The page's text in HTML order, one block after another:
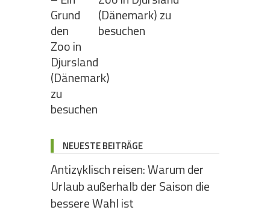
(Dänemark) zu
besuchen
NEUESTE BEITRÄGE
Antizyklisch reisen: Warum der
Urlaub außerhalb der Saison die
bessere Wahl ist